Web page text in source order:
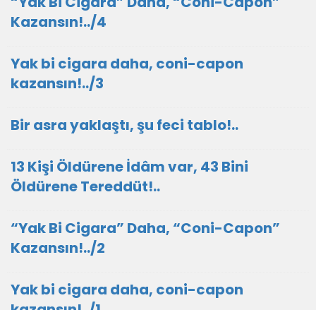
Kazansın!../4
Yak bi cigara daha, coni-capon
kazansın!../3
Bir asra yaklaştı, şu feci tablo!..
13 Kişi Öldürene İdâm var, 43 Bini
Öldürene Tereddüt!..
“Yak Bi Cigara” Daha, “Coni-Capon”
Kazansın!../2
Yak bi cigara daha, coni-capon